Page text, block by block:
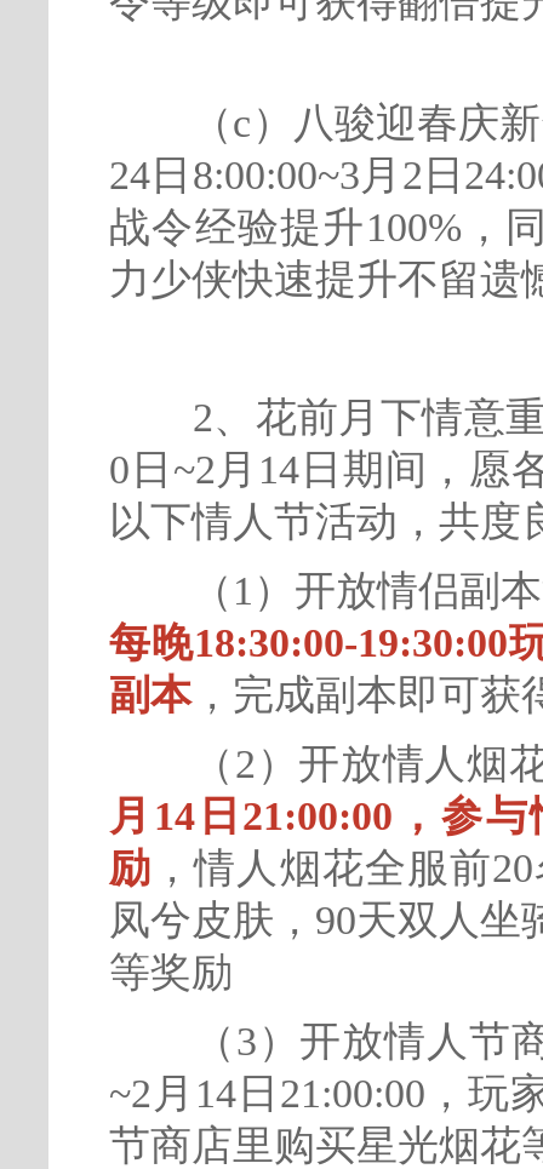
（c）八骏迎春庆新
24日8:00:00~3月2日
战令经验提升100%，
力少侠快速提升不留遗
2、花前月下情意重
0日~2月14日期间，愿
以下情人节活动，共度
（1）开放情侣副本
每晚18:30:00-19:30:00
副本，完成副本即可获
（2）开放情人烟
月14日21:00:00，参
励 ，情人烟花全服前
凤兮皮肤，90天双人
等奖励
（3）开放情人节商
~2月14日21:00:00，
节商店里购买星光烟